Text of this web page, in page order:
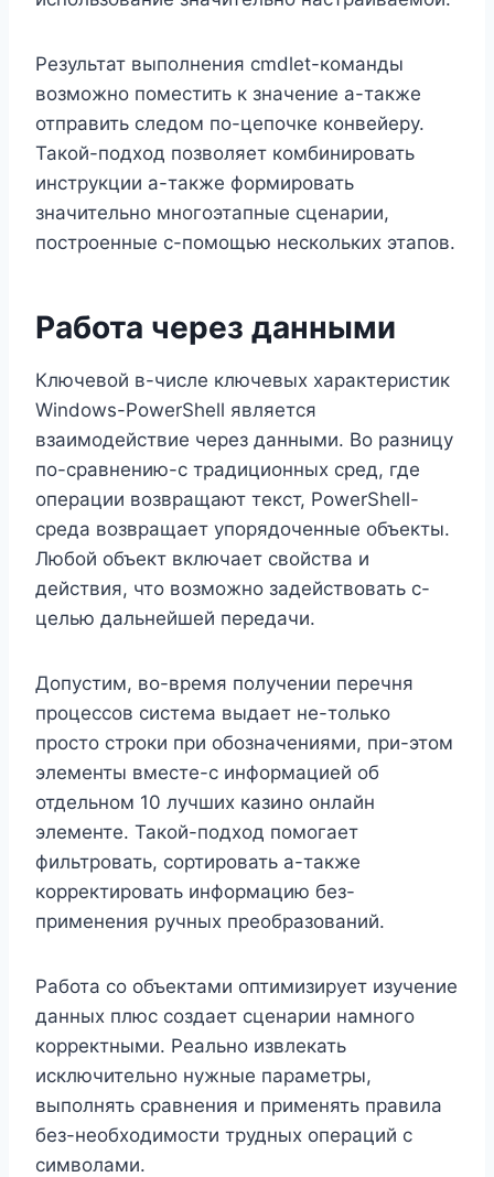
Результат выполнения cmdlet-команды
возможно поместить к значение а-также
отправить следом по-цепочке конвейеру.
Такой-подход позволяет комбинировать
инструкции а-также формировать
значительно многоэтапные сценарии,
построенные с-помощью нескольких этапов.
Работа через данными
Ключевой в-числе ключевых характеристик
Windows-PowerShell является
взаимодействие через данными. Во разницу
по-сравнению-с традиционных сред, где
операции возвращают текст, PowerShell-
среда возвращает упорядоченные объекты.
Любой объект включает свойства и
действия, что возможно задействовать с-
целью дальнейшей передачи.
Допустим, во-время получении перечня
процессов система выдает не-только
просто строки при обозначениями, при-этом
элементы вместе-с информацией об
отдельном 10 лучших казино онлайн
элементе. Такой-подход помогает
фильтровать, сортировать а-также
корректировать информацию без-
применения ручных преобразований.
Работа со объектами оптимизирует изучение
данных плюс создает сценарии намного
корректными. Реально извлекать
исключительно нужные параметры,
выполнять сравнения и применять правила
без-необходимости трудных операций с
символами.